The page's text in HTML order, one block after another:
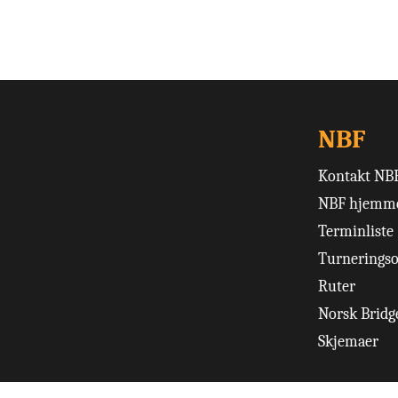
NBF
Kontakt
NBF
Terminliste
Ruter
Norsk
Skjemaer